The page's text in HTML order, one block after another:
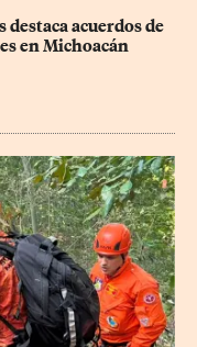
destaca acuerdos de
en Michoacán